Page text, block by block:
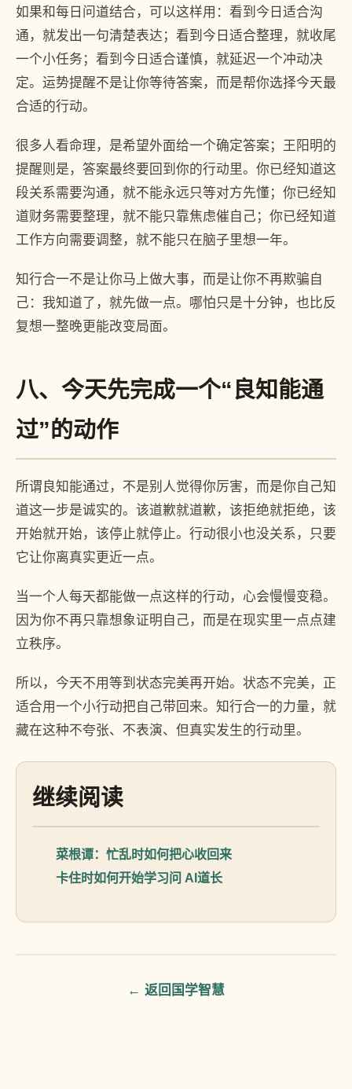
如果和每日问道结合，可以这样用：看到今日适合沟
通，就发出一句清楚表达；看到今日适合整理，就收尾
一个小任务；看到今日适合谨慎，就延迟一个冲动决
定。运势提醒不是让你等待答案，而是帮你选择今天最
合适的行动。
很多人看命理，是希望外面给一个确定答案；王阳明的
提醒则是，答案最终要回到你的行动里。你已经知道这
段关系需要沟通，就不能永远只等对方先懂；你已经知
道财务需要整理，就不能只靠焦虑催自己；你已经知道
工作方向需要调整，就不能只在脑子里想一年。
知行合一不是让你马上做大事，而是让你不再欺骗自
己：我知道了，就先做一点。哪怕只是十分钟，也比反
复想一整晚更能改变局面。
八、今天先完成一个“良知能通
过”的动作
所谓良知能通过，不是别人觉得你厉害，而是你自己知
道这一步是诚实的。该道歉就道歉，该拒绝就拒绝，该
开始就开始，该停止就停止。行动很小也没关系，只要
它让你离真实更近一点。
当一个人每天都能做一点这样的行动，心会慢慢变稳。
因为你不再只靠想象证明自己，而是在现实里一点点建
立秩序。
所以，今天不用等到状态完美再开始。状态不完美，正
适合用一个小行动把自己带回来。知行合一的力量，就
藏在这种不夸张、不表演、但真实发生的行动里。
继续阅读
菜根谭：忙乱时如何把心收回来
卡住时如何开始学习问 AI道长
← 返回国学智慧